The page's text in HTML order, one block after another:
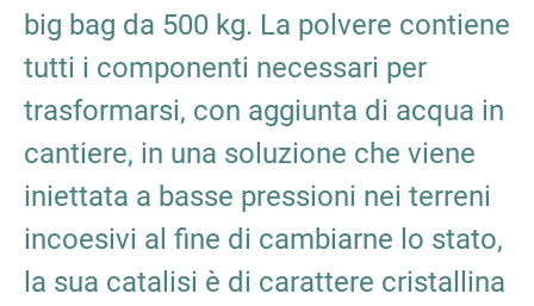
big bag da 500 kg. La polvere contiene
tutti i componenti necessari per
trasformarsi, con aggiunta di acqua in
cantiere, in una soluzione che viene
iniettata a basse pressioni nei terreni
incoesivi al fine di cambiarne lo stato,
la sua catalisi è di carattere cristallina